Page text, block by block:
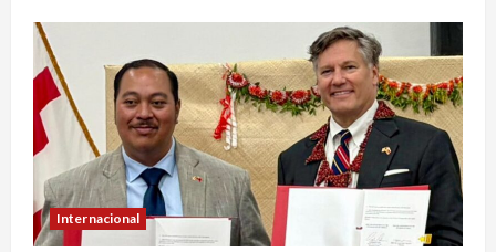
Internacional